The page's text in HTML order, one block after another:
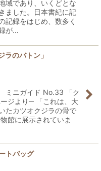
域であり、いくどとな
ました。日本書紀に記
記録をはじめ、数多く
が…
ラのバトン」
ミニガイド No.33 「ク
ジより─ 「これは、大
たカツオクジラの骨で
館に展示されていま
トバッグ